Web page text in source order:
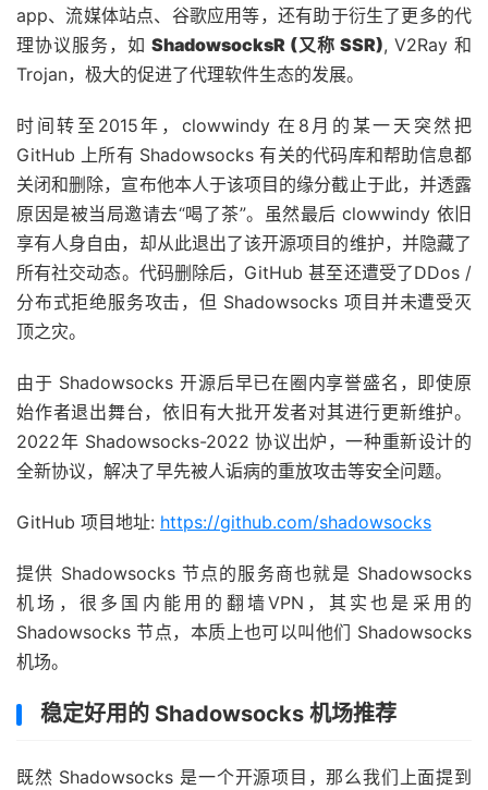
app、流媒体站点、谷歌应用等，还有助于衍生了更多的代
理协议服务，如ShadowsocksR (又称 SSR), V2Ray 和
Trojan，极大的促进了代理软件生态的发展。
时间转至2015年，clowwindy 在8月的某一天突然把
GitHub 上所有 Shadowsocks 有关的代码库和帮助信息都
关闭和删除，宣布他本人于该项目的缘分截止于此，并透露
原因是被当局邀请去“喝了茶”。虽然最后 clowwindy 依旧
享有人身自由，却从此退出了该开源项目的维护，并隐藏了
所有社交动态。代码删除后，GitHub 甚至还遭受了DDos /
分布式拒绝服务攻击，但 Shadowsocks 项目并未遭受灭
顶之灾。
由于 Shadowsocks 开源后早已在圈内享誉盛名，即使原
始作者退出舞台，依旧有大批开发者对其进行更新维护。
2022年 Shadowsocks-2022 协议出炉，一种重新设计的
全新协议，解决了早先被人诟病的重放攻击等安全问题。
GitHub 项目地址: https://github.com/shadowsocks
提供 Shadowsocks 节点的服务商也就是 Shadowsocks
机场，很多国内能用的翻墙VPN，其实也是采用的
Shadowsocks 节点，本质上也可以叫他们 Shadowsocks
机场。
稳定好用的 Shadowsocks 机场推荐
既然 Shadowsocks 是一个开源项目，那么我们上面提到